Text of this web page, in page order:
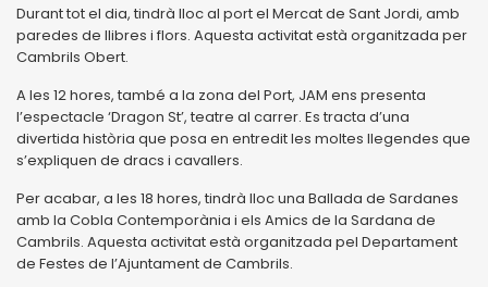
Durant tot el dia, tindrà lloc al port el Mercat de Sant Jordi, amb
paredes de llibres i flors. Aquesta activitat està organitzada per
Cambrils Obert.
A les 12 hores, també a la zona del Port, JAM ens presenta
l’espectacle ‘Dragon St’, teatre al carrer. Es tracta d’una
divertida història que posa en entredit les moltes llegendes que
s’expliquen de dracs i cavallers.
Per acabar, a les 18 hores, tindrà lloc una Ballada de Sardanes
amb la Cobla Contemporània i els Amics de la Sardana de
Cambrils. Aquesta activitat està organitzada pel Departament
de Festes de l’Ajuntament de Cambrils.